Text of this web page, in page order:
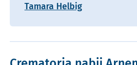
Tamara Helbig